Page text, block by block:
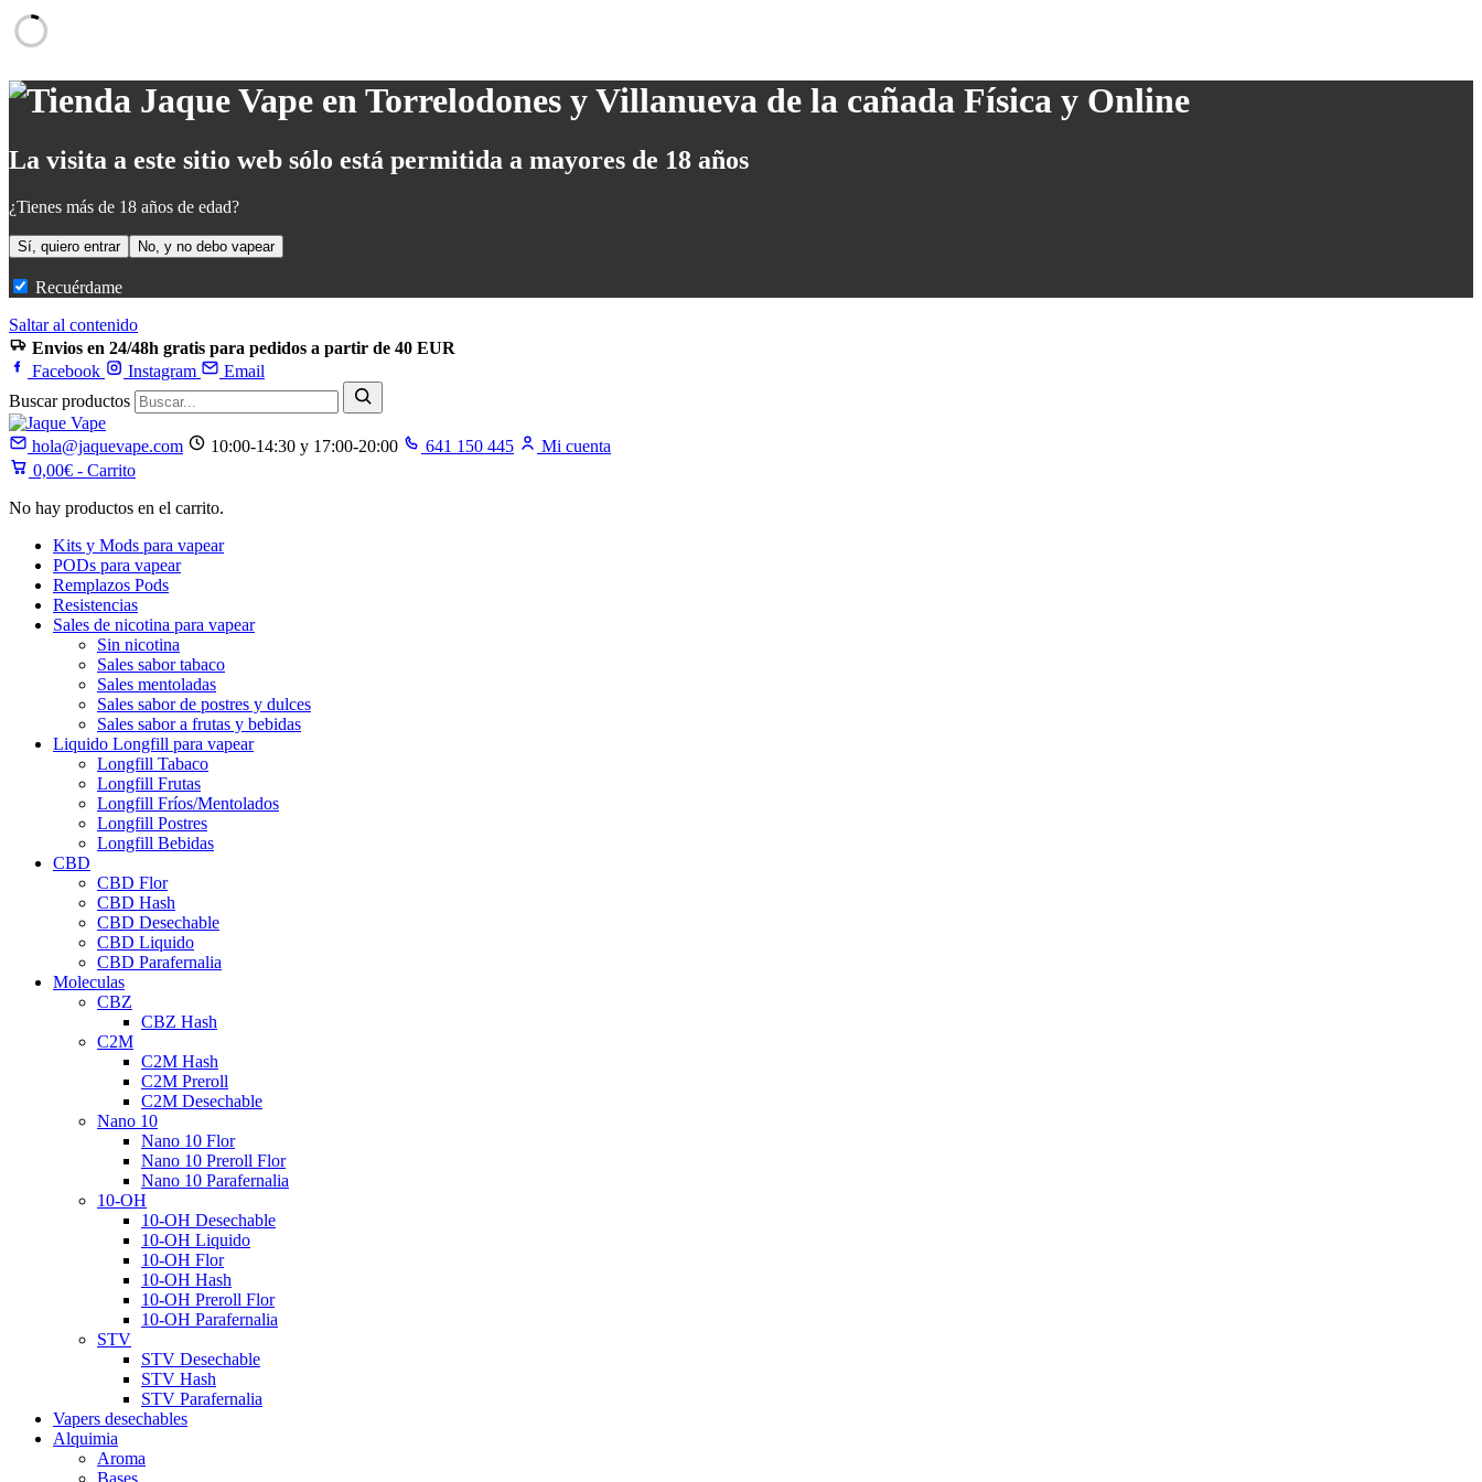
La visita a este sitio web sólo está permitida a mayores de 18 años
¿Tienes más de 18 años de edad?
Sí, quiero entrar No, y no debo vapear
Recuérdame
Saltar al contenido
Envios en 24/48h gratis para pedidos a partir de 40 EUR
Facebook
Instagram
Email
Buscar productos
hola@jaquevape.com 10:00-14:30 y 17:00-20:00 641 150 445
Mi cuenta
0,00€ - Carrito
No hay productos en el carrito.
Kits y Mods para vapear
PODs para vapear
Remplazos Pods
Resistencias
Sales de nicotina para vapear
Sin nicotina
Sales sabor tabaco
Sales mentoladas
Sales sabor de postres y dulces
Sales sabor a frutas y bebidas
Liquido Longfill para vapear
Longfill Tabaco
Longfill Frutas
Longfill Fríos/Mentolados
Longfill Postres
Longfill Bebidas
CBD
CBD Flor
CBD Hash
CBD Desechable
CBD Liquido
CBD Parafernalia
Moleculas
CBZ
CBZ Hash
C2M
C2M Hash
C2M Preroll
C2M Desechable
Nano 10
Nano 10 Flor
Nano 10 Preroll Flor
Nano 10 Parafernalia
10-OH
10-OH Desechable
10-OH Liquido
10-OH Flor
10-OH Hash
10-OH Preroll Flor
10-OH Parafernalia
STV
STV Desechable
STV Hash
STV Parafernalia
Vapers desechables
Alquimia
Aroma
Bases